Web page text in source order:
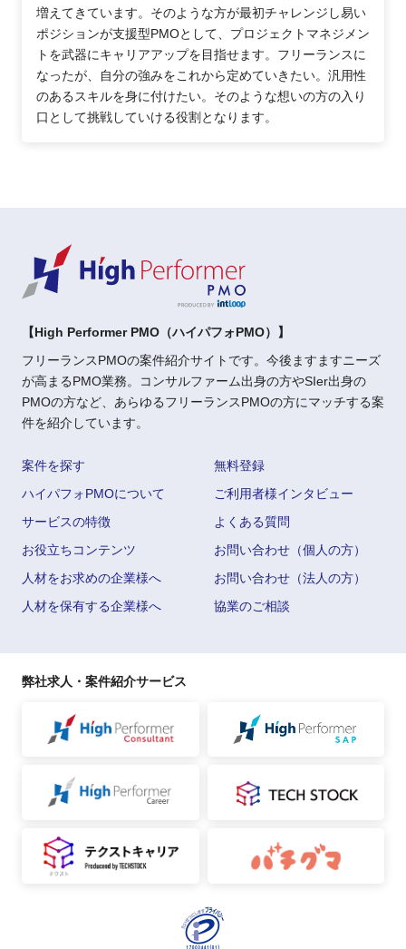
増えてきています。そのような方が最初チャレンジし易い
ポジションが支援型PMOとして、プロジェクトマネジメン
トを武器にキャリアアップを目指せます。フリーランスに
なったが、自分の強みをこれから定めていきたい。汎用性
のあるスキルを身に付けたい。そのような想いの方の入り
口として挑戦していける役割となります。
【High Performer PMO（ハイパフォPMO）】
フリーランスPMOの案件紹介サイトです。今後ますますニーズ
が高まるPMO業務。コンサルファーム出身の方やSIer出身の
PMOの方など、あらゆるフリーランスPMOの方にマッチする案
件を紹介しています。
案件を探す
無料登録
ハイパフォPMOについて
ご利用者様インタビュー
サービスの特徴
よくある質問
お役立ちコンテンツ
お問い合わせ（個人の方）
人材をお求めの企業様へ
お問い合わせ（法人の方）
人材を保有する企業様へ
協業のご相談
弊社求人・案件紹介サービス